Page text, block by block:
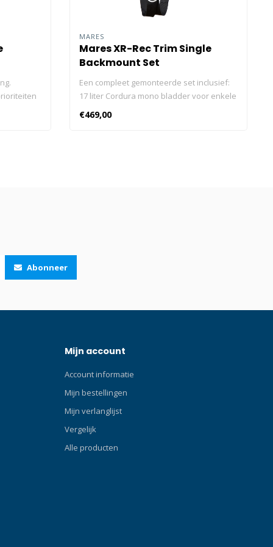
De
Nylon
K-stijl
kan
en
van
tussen
en
en
MARES
Mares XR-Rec Trim Single
Backmount Set
Een compleet gemonteerde set inclusief:
17 liter Cordura mono bladder voor enkele
is groter om het drijfvermogen en de trim
drukknoppen Zilverkleurige aluminium
voor enkele fles Zilverkleurige aluminium
slechts: 2,8kg 4 kleurenopties beschikbaar:
Zwart, Blauw, Wit en Aqua 1 maat die voor
verstelbare harnas Perfect om mee te
reizen Een compleet gemonteerde set
inclusief: 17 liter Cordura mono bladder
€469,00
Abonneer
Mijn account
Account informatie
Mijn bestellingen
Mijn verlanglijst
Vergelijk
Alle producten